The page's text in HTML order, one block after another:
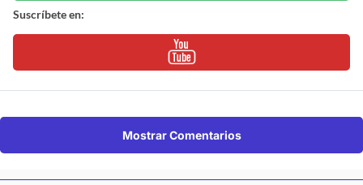
Suscríbete en:
Mostrar Comentarios